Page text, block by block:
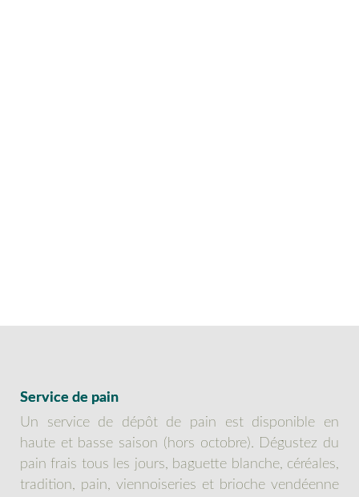
Service de pain
Un service de dépôt de pain est disponible en
haute et basse saison (hors octobre). Dégustez du
pain frais tous les jours, baguette blanche, céréales,
tradition, pain, viennoiseries et brioche vendéenne